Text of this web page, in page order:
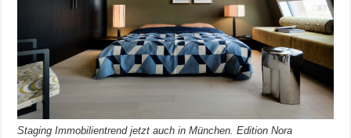
Staging Immobilientrend jetzt auch in München. Edition Nora